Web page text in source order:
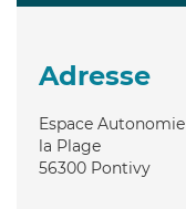
Adresse
Espace
la Plage
56300 Pontivy